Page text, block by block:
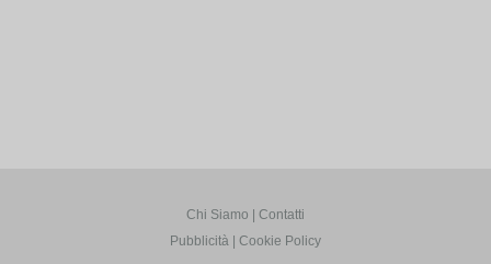
Chi Siamo
Contatti
Pubblicità
Cookie Policy